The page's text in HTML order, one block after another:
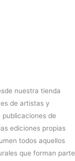
nuestra tienda
de artistas y
de
ediciones propias
todos aquellos
que forman parte